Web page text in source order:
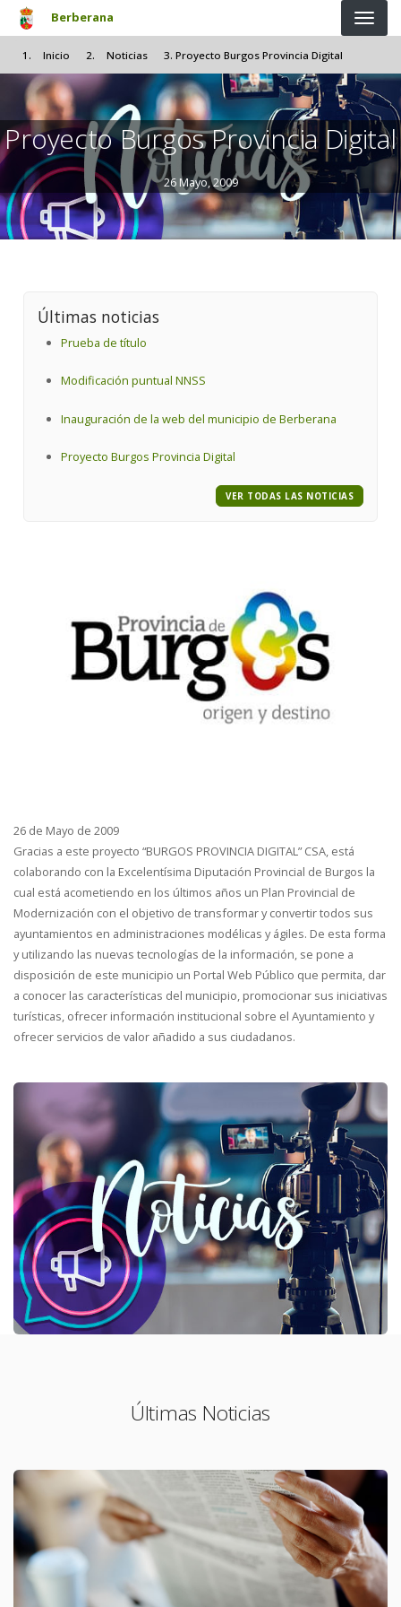
Pasar al contenido principal
Berberana
Inicio Noticias Proyecto Burgos Provincia Digital
Proyecto Burgos Provincia Digital
26 Mayo, 2009
Últimas noticias
Prueba de título
Modificación puntual NNSS
Inauguración de la web del municipio de Berberana
Proyecto Burgos Provincia Digital
VER TODAS LAS NOTICIAS
26 de Mayo de 2009
Gracias a este proyecto “BURGOS PROVINCIA DIGITAL” CSA, está
colaborando con la Excelentísima Diputación Provincial de Burgos la
cual está acometiendo en los últimos años un Plan Provincial de
Modernización con el objetivo de transformar y convertir todos sus
ayuntamientos en administraciones modélicas y ágiles. De esta forma
y utilizando las nuevas tecnologías de la información, se pone a
disposición de este municipio un Portal Web Público que permita, dar
a conocer las características del municipio, promocionar sus iniciativas
turísticas, ofrecer información institucional sobre el Ayuntamiento y
ofrecer servicios de valor añadido a sus ciudadanos.
Últimas Noticias